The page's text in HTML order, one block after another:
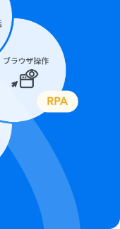
家庭向けプランと一
）があり、一
合には認証に失敗